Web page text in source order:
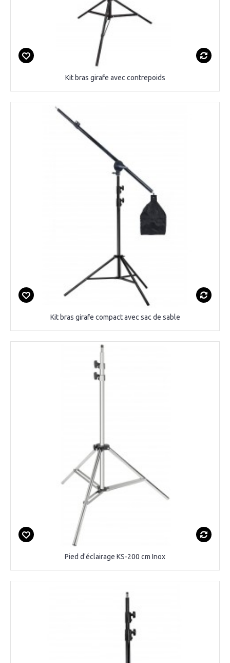
Kit bras girafe avec contrepoids
Kit bras girafe compact avec sac de sable
Pied d'éclairage KS-200 cm Inox